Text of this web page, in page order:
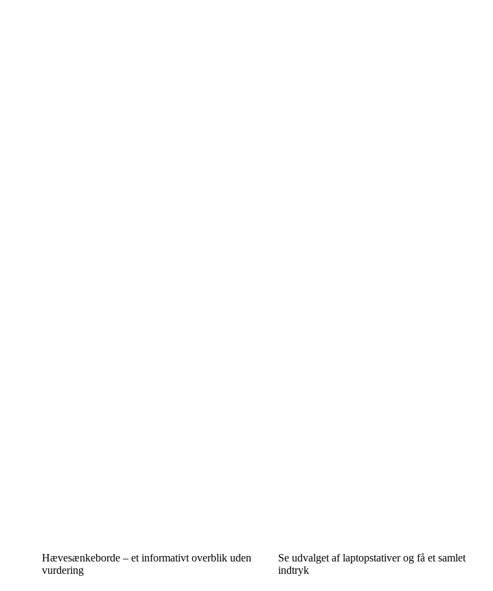
Hævesænkeborde – et informativt overblik uden
vurdering
Se udvalget af laptopstativer og få et samlet
indtryk